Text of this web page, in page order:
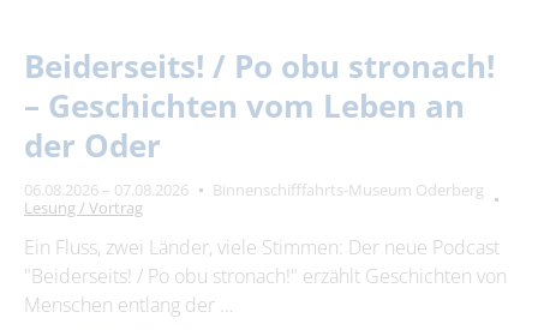
August 2026
Mo Di Mi Do Fr Sa So
1
3
4
10
11 12 13 14 15
16
17
18 19 20 21 22
23
24
25 26 27 28 29
30
Beiderseits! / Po obu stronach!
– Geschichten vom Leben an
der Oder
06.08.2026 – 07.08.2026
Binnenschifffahrts-Museum Oderberg
Lesung / Vortrag
Ein Fluss, zwei Länder, viele Stimmen: Der neue Podcast
"Beiderseits! / Po obu stronach!" erzählt Geschichten von
Menschen entlang der …